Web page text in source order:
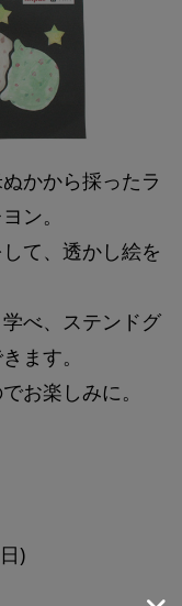
かから採ったラ
ン。
て、透かし絵を
べ、ステンドグ
ます。
お楽しみに。
)